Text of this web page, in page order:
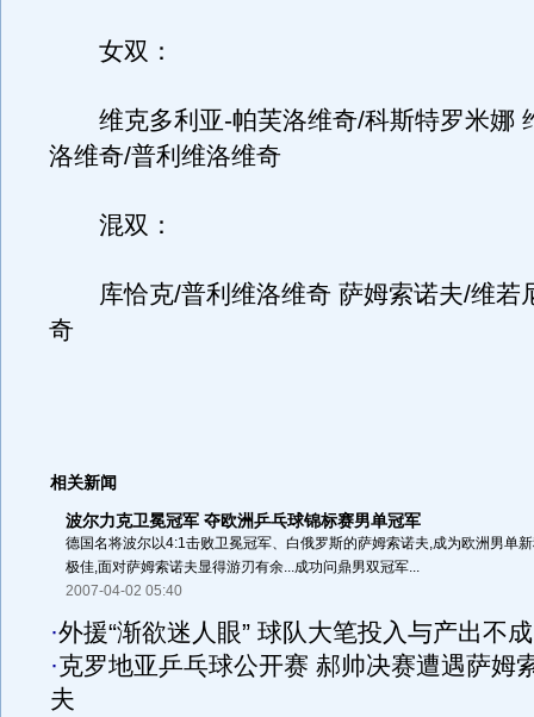
女双：
维克多利亚-帕芙洛维奇/科斯特罗米娜
洛维奇/普利维洛维奇
混双：
库恰克/普利维洛维奇 萨姆索诺夫/维若
奇
相关新闻
波尔力克卫冕冠军 夺欧洲乒乓球锦标赛男单冠军
德国名将波尔以4:1击败卫冕冠军、白俄罗斯的萨姆索诺夫,成为欧洲男单
极佳,面对萨姆索诺夫显得游刃有余...成功问鼎男双冠军...
2007-04-02 05:40
·外援“渐欲迷人眼” 球队大笔投入与产出不
·克罗地亚乒乓球公开赛 郝帅决赛遭遇萨姆
夫